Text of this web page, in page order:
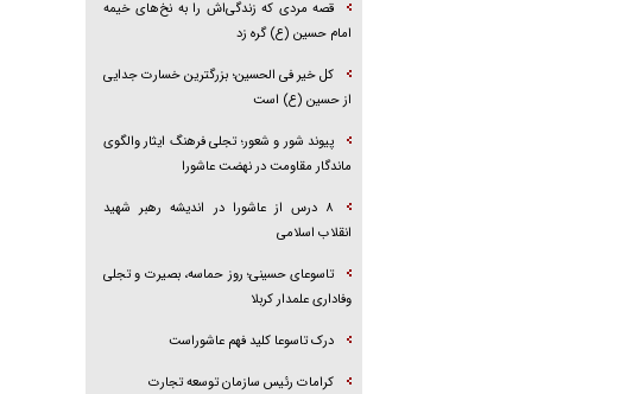
قصه مردی که زندگی‌اش را به نخ‌های خیمه
امام حسین (ع) گره زد
کل خیر فی الحسین؛ بزرگترین خسارت جدایی
از حسین (ع) است
پیوند شور و شعور؛ تجلی فرهنگ ایثار والگوی
ماندگار مقاومت در نهضت عاشورا
۸ درس از عاشورا در اندیشه رهبر شهید
انقلاب اسلامی
تاسوعای حسینی؛ روز حماسه، بصیرت و تجلی
وفاداری علمدار کربلا
درک تاسوعا کلید فهم عاشوراست
کرامات رئیس سازمان توسعه تجارت